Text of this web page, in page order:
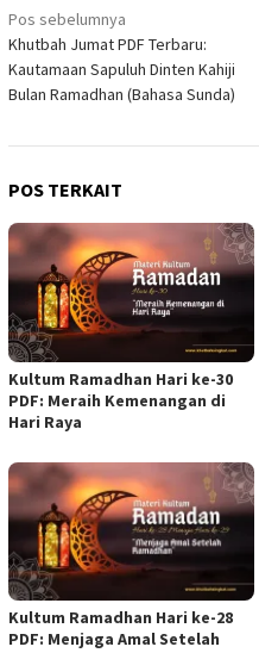
Navigasi
pos
Pos sebelumnya
Khutbah Jumat PDF Terbaru:
Kautamaan Sapuluh Dinten Kahiji
Bulan Ramadhan (Bahasa Sunda)
POS TERKAIT
Kultum Ramadhan Hari ke-30
PDF: Meraih Kemenangan di
Hari Raya
Kultum Ramadhan Hari ke-28
PDF: Menjaga Amal Setelah